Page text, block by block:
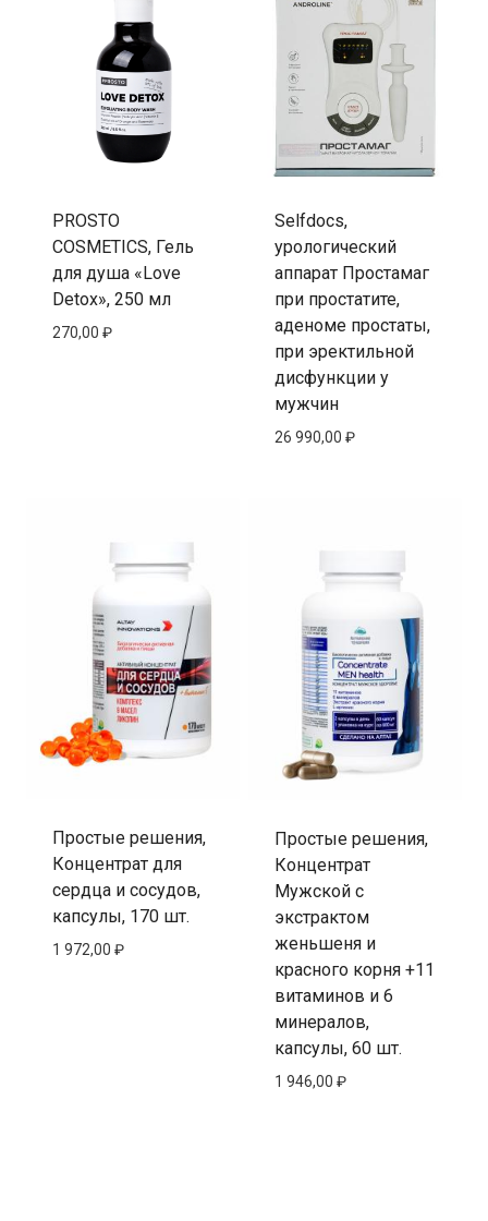
PROSTO
COSMETICS, Гель
для душа «Love
Detox», 250 мл
270,00 ₽
Selfdocs,
урологический
аппарат Простамаг
при простатите,
аденоме простаты,
при эректильной
дисфункции у
мужчин
26 990,00 ₽
Простые решения,
Концентрат для
сердца и сосудов,
капсулы, 170 шт.
1 972,00 ₽
Простые решения,
Концентрат
Мужской с
экстрактом
женьшеня и
красного корня +11
витаминов и 6
минералов,
капсулы, 60 шт.
1 946,00 ₽